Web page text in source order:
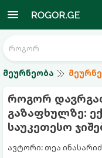
მეურნეობა
როგორ
გაზაფხულზე:
საუკეთესო
ავტორი: თეა